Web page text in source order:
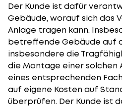
Der Kunde ist dafür
Gebäude, worauf sich das
Anlage tragen kann.
betreffende Gebäude auf
insbesondere die
die Montage einer solchen
eines entsprechenden
auf eigene Kosten auf
überprüfen. Der Kunde ist